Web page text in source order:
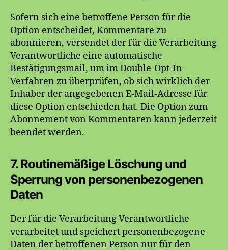
Sofern sich eine betroffene Person für die
Option entscheidet, Kommentare zu
abonnieren, versendet der für die Verarbeitung
Verantwortliche eine automatische
Bestätigungsmail, um im Double-Opt-In-
Verfahren zu überprüfen, ob sich wirklich der
Inhaber der angegebenen E-Mail-Adresse für
diese Option entschieden hat. Die Option zum
Abonnement von Kommentaren kann jederzeit
beendet werden.
7. Routinemäßige Löschung und
Sperrung von personenbezogenen
Daten
Der für die Verarbeitung Verantwortliche
verarbeitet und speichert personenbezogene
Daten der betroffenen Person nur für den